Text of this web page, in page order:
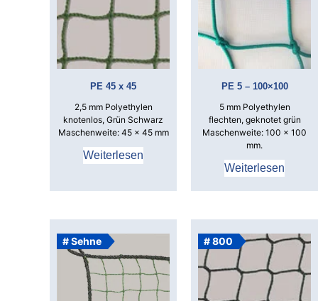
PE 45 x 45
2,5 mm Polyethylen
knotenlos, Grün Schwarz
Maschenweite: 45 x 45 mm
Weiterlesen
PE 5 – 100×100
5 mm Polyethylen
flechten, geknotet grün
Maschenweite: 100 x 100
mm.
Weiterlesen
# Sehne # 800